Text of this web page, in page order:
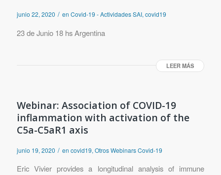
junio 22, 2020 / en Covid-19 - Actividades SAI, covid19
23 de Junio 18 hs Argentina
LEER MÁS
Webinar: Association of COVID-19
inflammation with activation of the
C5a-C5aR1 axis
junio 19, 2020 / en covid19, Otros Webinars Covid-19
Eric Vivier provides a longitudinal analysis of immune